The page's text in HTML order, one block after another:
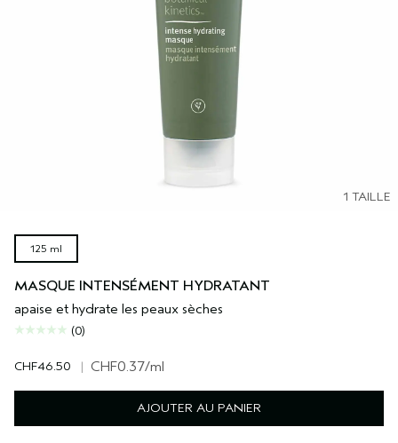
1 TAILLE
125 ml
MASQUE INTENSÉMENT HYDRATANT
apaise et hydrate les peaux sèches
(0)
CHF46.50 | CHF0.37/ml
AJOUTER AU PANIER